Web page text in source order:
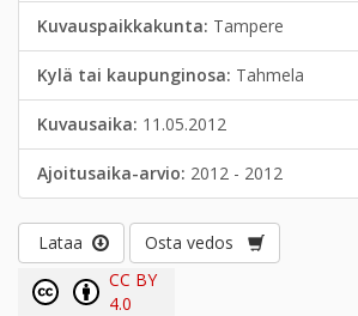
Kuvauspaikkakunta: Tampere
Kylä tai kaupunginosa: Tahmela
Kuvausaika: 11.05.2012
Ajoitusaika-arvio: 2012 - 2012
Lataa
Osta vedos
CC BY
4.0